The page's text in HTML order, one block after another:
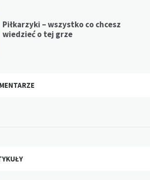
Piłkarzyki – wszystko co chcesz
wiedzieć o tej grze